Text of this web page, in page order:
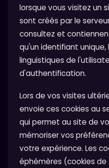
lorsque vous visitez un
sont créés par le
consultez et
qu'un identifiant
linguistiques de
d'authentification.
Lors de vos visites
envoie ces cookies au
qui permet au site de
mémoriser vos
votre expérience. Les
éphémères (cookies de